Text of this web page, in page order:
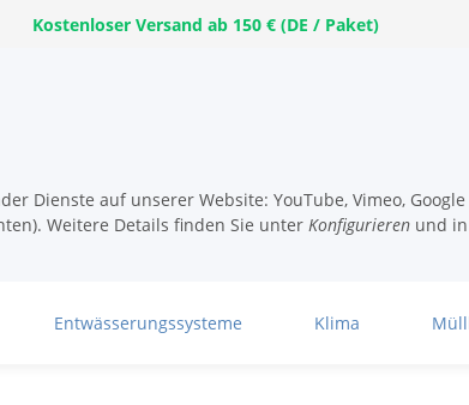
Kostenloser Versand ab 150 € (DE / Paket)
Dienste auf unserer Website: YouTube, Vimeo,
Weitere Details finden Sie unter Konfigurieren und
Entwässerungssysteme Klima